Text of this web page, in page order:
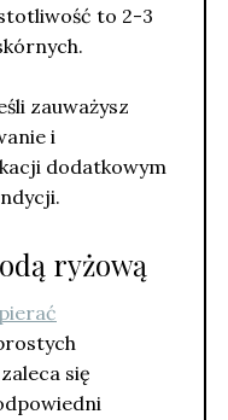
to 2-3
zauważysz
i
dodatkowym
ryżową
się